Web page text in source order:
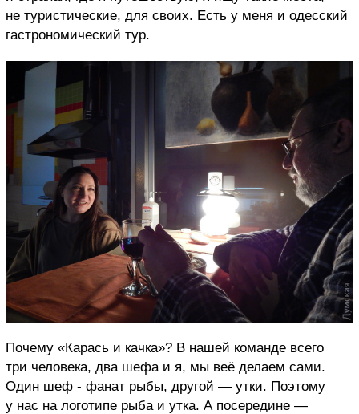
не туристические, для своих. Есть у меня и одесский
гастрономический тур.
Почему «Карась и качка»? В нашей команде всего
три человека, два шефа и я, мы веё делаем сами.
Один шеф - фанат рыбы, другой — утки. Поэтому
у нас на логотипе рыба и утка. А посередине —